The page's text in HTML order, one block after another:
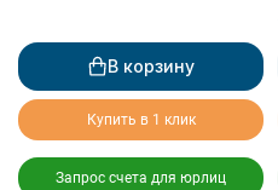
В корзину
Купить в 1 клик
Запрос счета для юрлиц